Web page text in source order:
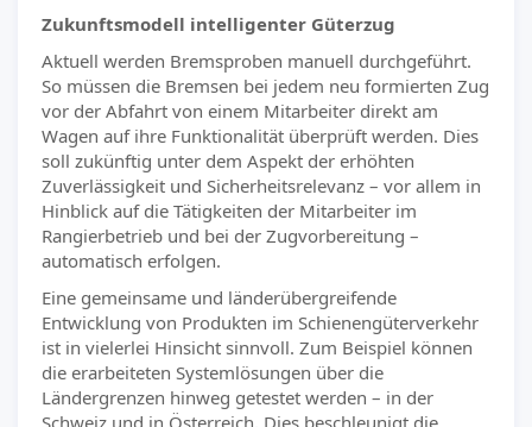
Zukunftsmodell intelligenter Güterzug
Aktuell werden Bremsproben manuell durchgeführt.
So müssen die Bremsen bei jedem neu formierten Zug
vor der Abfahrt von einem Mitarbeiter direkt am
Wagen auf ihre Funktionalität überprüft werden. Dies
soll zukünftig unter dem Aspekt der erhöhten
Zuverlässigkeit und Sicherheitsrelevanz – vor allem in
Hinblick auf die Tätigkeiten der Mitarbeiter im
Rangierbetrieb und bei der Zugvorbereitung –
automatisch erfolgen.
Eine gemeinsame und länderübergreifende
Entwicklung von Produkten im Schienengüterverkehr
ist in vielerlei Hinsicht sinnvoll. Zum Beispiel können
die erarbeiteten Systemlösungen über die
Ländergrenzen hinweg getestet werden – in der
Schweiz und in Österreich. Dies beschleunigt die